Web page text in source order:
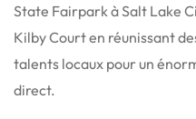
State Fairpark à Salt Lake
Kilby Court en réunissant
talents locaux pour un
direct.